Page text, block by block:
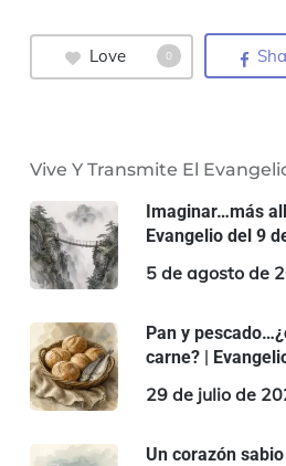
Love 0
Vive Y Transmite El
Imaginar…más
Evangelio del 9
5 de agosto de
Pan y
carne? |
29 de julio de
Un corazón